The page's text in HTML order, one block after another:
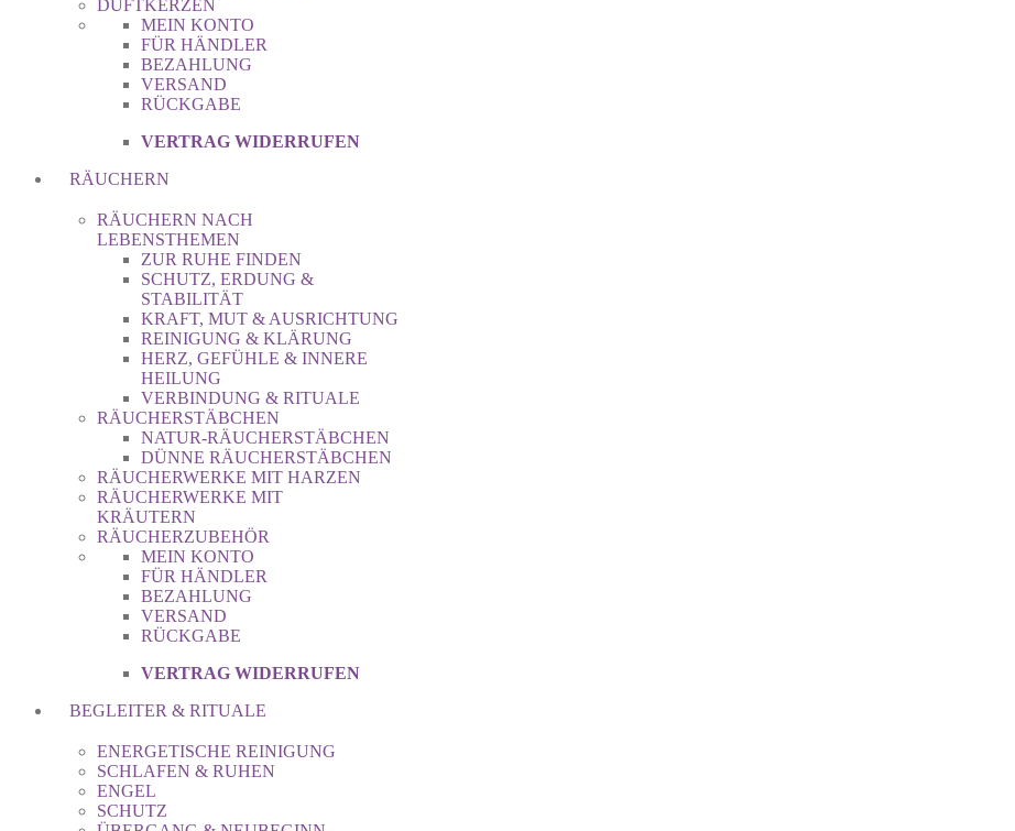
DUFTKERZEN
MEIN KONTO
FÜR HÄNDLER
BEZAHLUNG
VERSAND
RÜCKGABE
VERTRAG WIDERRUFEN
RÄUCHERN
RÄUCHERN NACH
LEBENSTHEMEN
ZUR RUHE FINDEN
SCHUTZ, ERDUNG &
STABILITÄT
KRAFT, MUT & AUSRICHTUNG
REINIGUNG & KLÄRUNG
HERZ, GEFÜHLE & INNERE
HEILUNG
VERBINDUNG & RITUALE
RÄUCHERSTÄBCHEN
NATUR-RÄUCHERSTÄBCHEN
DÜNNE RÄUCHERSTÄBCHEN
RÄUCHERWERKE MIT HARZEN
RÄUCHERWERKE MIT
KRÄUTERN
RÄUCHERZUBEHÖR
MEIN KONTO
FÜR HÄNDLER
BEZAHLUNG
VERSAND
RÜCKGABE
VERTRAG WIDERRUFEN
BEGLEITER & RITUALE
ENERGETISCHE REINIGUNG
SCHLAFEN & RUHEN
ENGEL
SCHUTZ